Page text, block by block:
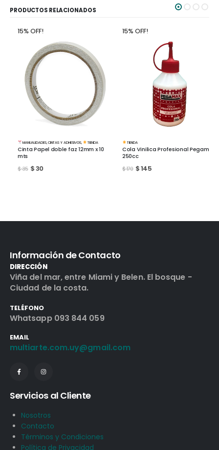
PRODUCTOS RELACIONADOS
15% OFF!
MANUALIDADES,CINTAS Y ADHESIVOS, TIENDA
Cinta Papel doble faz 12mm x 10
mts
35 $30
15% OFF!
TIENDA
Cola Vinilica Profesional Pegamil
250cc
170 $145
Información de Contacto
DIRECCIÓN
Viña del mar, entre Miami y Belen. El bosque -
Ciudad de la costa.
TELÉFONO
Whatsapp 093 844 059
EMAIL
multiarte.com.uy@gmail.com
Servicios al Cliente
Nosotros
Contacto
Términos y Condiciones
Política de Privacidad